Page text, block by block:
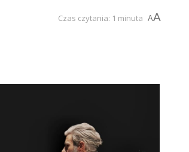
Czas czytania: 1 minuta AA